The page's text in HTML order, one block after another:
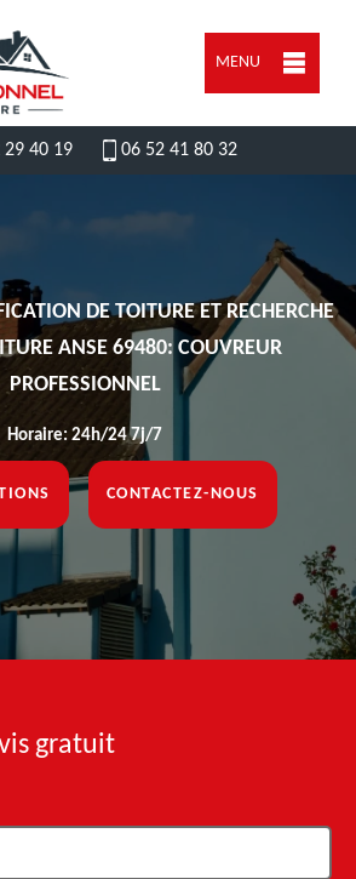
MENU
29 40 19 06 52 41 80 32
DE TOITURE ET RECHERCHE
ANSE 69480: COUVREUR
PROFESSIONNEL
Horaire: 24h/24 7j/7
CONTACTEZ-NOUS
gratuit